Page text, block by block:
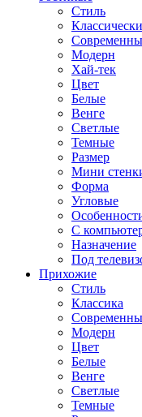
Стиль
Модерн
Хай-тек
Цвет
Белые
Венге
Светлые
Темные
Размер
Мини
Форма
Угловые
С
Назначение
Под
Прихожие
Стиль
Классика
Модерн
Цвет
Белые
Венге
Светлые
Темные